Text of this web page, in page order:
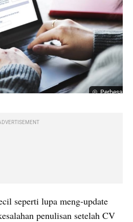
Perbesar
seperti lupa meng-update
penulisan setelah CV